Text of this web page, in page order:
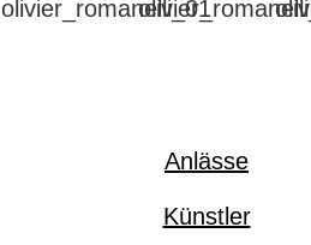
Anlässe
Künstler